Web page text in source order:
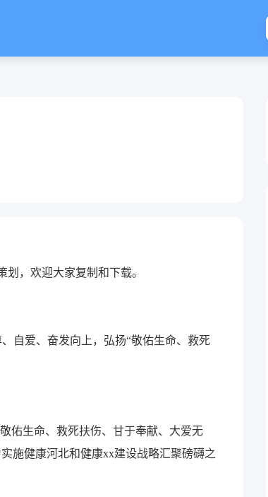
，欢迎大家复制和下载。
自爱、奋发向上，弘扬“敬佑生命、救死
佑生命、救死扶伤、甘于奉献、大爱无
施健康河北和健康xx建设战略汇聚磅礴之